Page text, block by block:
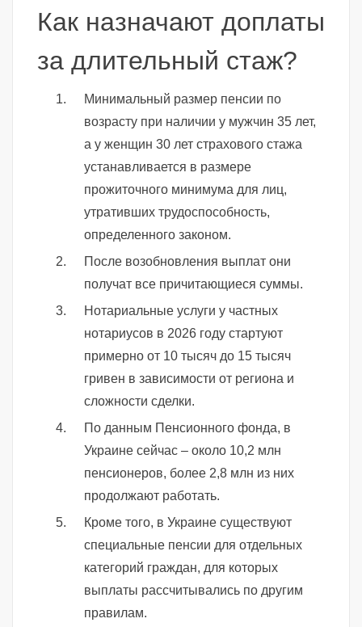
Как назначают доплаты
за длительный стаж?
Минимальный размер пенсии по
возрасту при наличии у мужчин 35 лет,
а у женщин 30 лет страхового стажа
устанавливается в размере
прожиточного минимума для лиц,
утративших трудоспособность,
определенного законом.
После возобновления выплат они
получат все причитающиеся суммы.
Нотариальные услуги у частных
нотариусов в 2026 году стартуют
примерно от 10 тысяч до 15 тысяч
гривен в зависимости от региона и
сложности сделки.
По данным Пенсионного фонда, в
Украине сейчас – около 10,2 млн
пенсионеров, более 2,8 млн из них
продолжают работать.
Кроме того, в Украине существуют
специальные пенсии для отдельных
категорий граждан, для которых
выплаты рассчитывались по другим
правилам.